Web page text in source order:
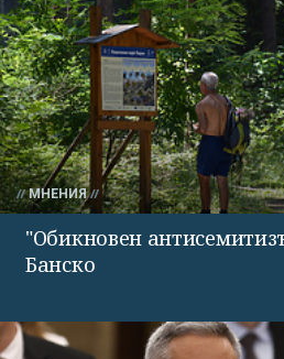
МНЕНИЯ
"Обикновен
Банско